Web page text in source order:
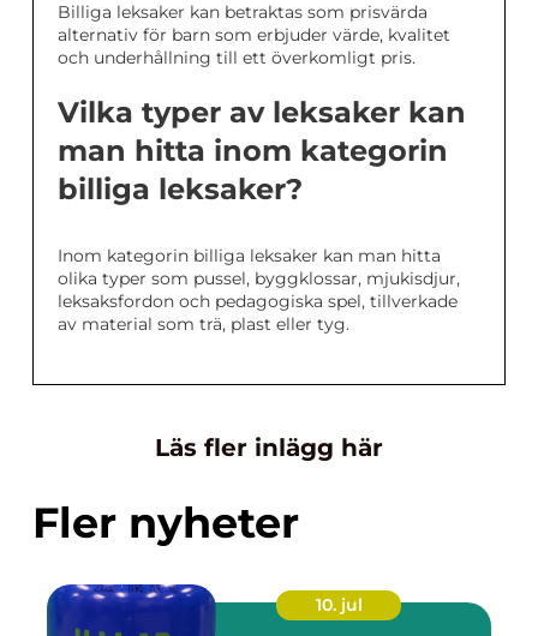
Billiga leksaker kan betraktas som prisvärda
alternativ för barn som erbjuder värde, kvalitet
och underhållning till ett överkomligt pris.
Vilka typer av leksaker kan
man hitta inom kategorin
billiga leksaker?
Inom kategorin billiga leksaker kan man hitta
olika typer som pussel, byggklossar, mjukisdjur,
leksaksfordon och pedagogiska spel, tillverkade
av material som trä, plast eller tyg.
Läs fler inlägg här
Fler nyheter
10. jul